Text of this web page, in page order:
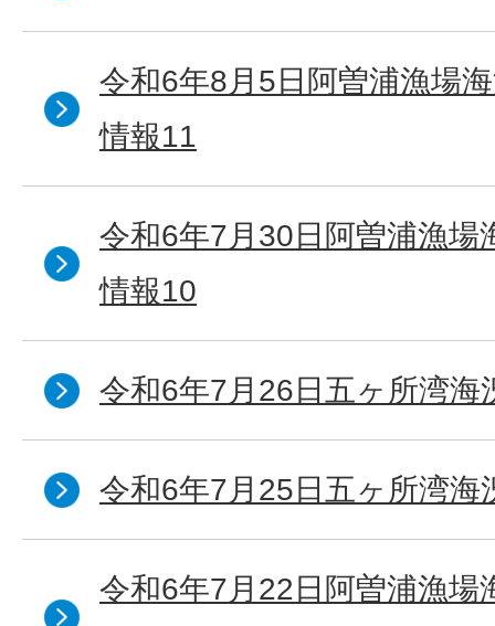
令和6年8月5日阿曽浦漁場
情報11
令和6年7月30日阿曽浦漁場
情報10
令和6年7月26日五ヶ所湾海
令和6年7月25日五ヶ所湾海
令和6年7月22日阿曽浦漁場